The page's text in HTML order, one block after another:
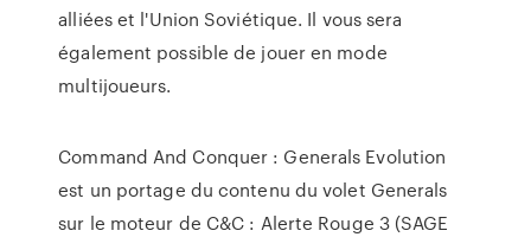
alliées et l'Union Soviétique. Il vous sera
également possible de jouer en mode
multijoueurs.
Command And Conquer : Generals Evolution
est un portage du contenu du volet Generals
sur le moteur de C&C : Alerte Rouge 3 (SAGE